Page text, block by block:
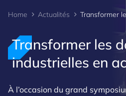
Home Actualités
Transformer les
industrielles en
À l’occasion du grand